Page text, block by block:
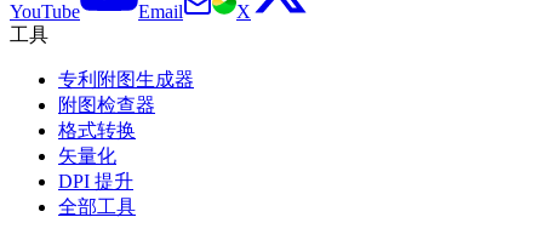
YouTube Email
X
工具
专利附图生成器
附图检查器
格式转换
矢量化
DPI 提升
全部工具